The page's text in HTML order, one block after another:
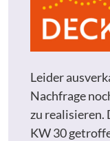
Leider
Nachfrage
zu realisieren.
KW 30